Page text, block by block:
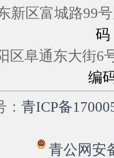
东新区富
码
区阜通东大
编
青ICP备
青公网安